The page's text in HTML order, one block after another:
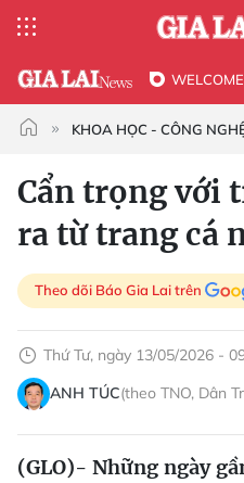
KHOA HỌC - CÔNG
Cẩn trọng với
ra từ trang cá
Theo dõi Báo Gia Lai trên
Thứ Tư, ngày 13/05/2026 -
ANH TÚC(theo TNO, Dân
(GLO)- Những ngày